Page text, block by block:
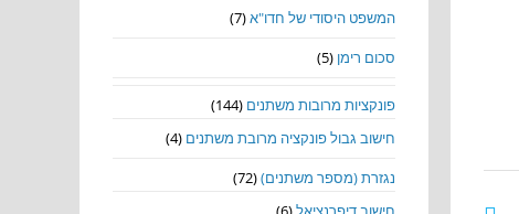
המשפט היסודי של חדו"א(7)
סכום רימן (5)
פונקציות מרובות משתנים (144)
חישוב גבול פונקציה מרובת משתנים (4)
נגזרת (מספר משתנים)(72)